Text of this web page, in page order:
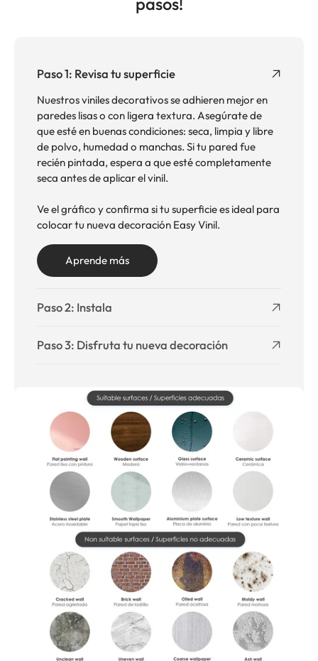
Paso 1: Revisa tu superficie
Nuestros viniles decorativos se adhieren mejor en
paredes lisas o con ligera textura. Asegúrate de
que esté en buenas condiciones: seca, limpia y libre
de polvo, humedad o manchas. Si tu pared fue
recién pintada, espera a que esté completamente
seca antes de aplicar el vinil.
Ve el gráfico y confirma si tu superficie es ideal para
colocar tu nueva decoración Easy Vinil.
Aprende más
Paso 2: Instala
Paso 3: Disfruta tu nueva decoración